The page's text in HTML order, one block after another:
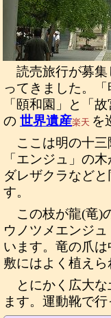
読売旅行が募
ってきました。
「頤和園」と「
の 世界遺産楽天 を
ここは明の十
「エンジュ」の
ダレザクラなど
す。
この枝が龍(竜)
ウノツメエンジ
います。竜の爪
敷にはよく植えら
とにかく広大
ます。運動靴で行